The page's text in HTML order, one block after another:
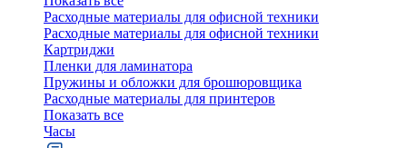
Расходные материалы для офисной техники
Расходные материалы для офисной техники
Картриджи
Пленки для ламинатора
Пружины и обложки для брошюровщика
Расходные материалы для принтеров
Показать все
Часы